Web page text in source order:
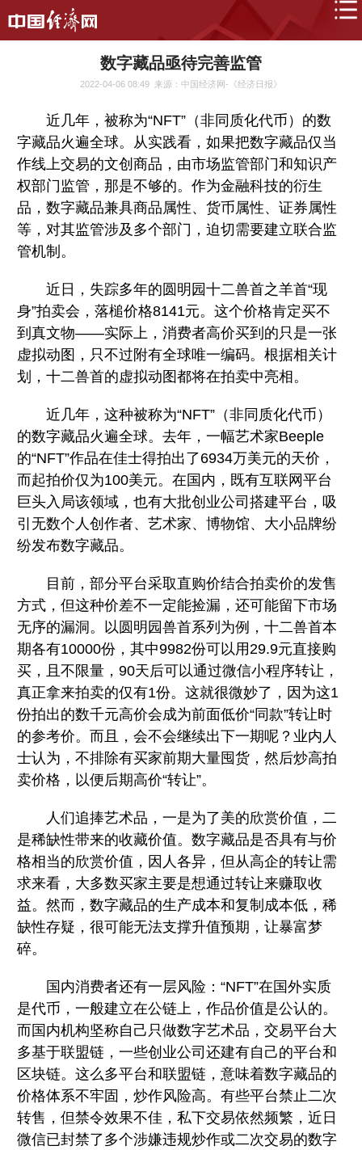
数字藏品亟待完善监管
2022-04-06 08:49 来源：中国经济网-《经济日报》
近几年，被称为“NFT”（非同质化代币）的数
字藏品火遍全球。从实践看，如果把数字藏品仅当
作线上交易的文创商品，由市场监管部门和知识产
权部门监管，那是不够的。作为金融科技的衍生
品，数字藏品兼具商品属性、货币属性、证券属性
等，对其监管涉及多个部门，迫切需要建立联合监
管机制。
近日，失踪多年的圆明园十二兽首之羊首“现
身”拍卖会，落槌价格8141元。这个价格肯定买不
到真文物——实际上，消费者高价买到的只是一张
虚拟动图，只不过附有全球唯一编码。根据相关计
划，十二兽首的虚拟动图都将在拍卖中亮相。
近几年，这种被称为“NFT”（非同质化代币）
的数字藏品火遍全球。去年，一幅艺术家Beeple
的“NFT”作品在佳士得拍出了6934万美元的天价，
而起拍价仅为100美元。在国内，既有互联网平台
巨头入局该领域，也有大批创业公司搭建平台，吸
引无数个人创作者、艺术家、博物馆、大小品牌纷
纷发布数字藏品。
目前，部分平台采取直购价结合拍卖价的发售
方式，但这种价差不一定能捡漏，还可能留下市场
无序的漏洞。以圆明园兽首系列为例，十二兽首本
期各有10000份，其中9982份可以用29.9元直接购
买，且不限量，90天后可以通过微信小程序转让，
真正拿来拍卖的仅有1份。这就很微妙了，因为这1
份拍出的数千元高价会成为前面低价“同款”转让时
的参考价。而且，会不会继续出下一期呢？业内人
士认为，不排除有买家前期大量囤货，然后炒高拍
卖价格，以便后期高价“转让”。
人们追捧艺术品，一是为了美的欣赏价值，二
是稀缺性带来的收藏价值。数字藏品是否具有与价
格相当的欣赏价值，因人各异，但从高企的转让需
求来看，大多数买家主要是想通过转让来赚取收
益。然而，数字藏品的生产成本和复制成本低，稀
缺性存疑，很可能无法支撑升值预期，让暴富梦
碎。
国内消费者还有一层风险：“NFT”在国外实质
是代币，一般建立在公链上，作品价值是公认的。
而国内机构坚称自己只做数字艺术品，交易平台大
多基于联盟链，一些创业公司还建有自己的平台和
区块链。这么多平台和联盟链，意味着数字藏品的
价格体系不牢固，炒作风险高。有些平台禁止二次
转售，但禁令效果不佳，私下交易依然频繁，近日
微信已封禁了多个涉嫌违规炒作或二次交易的数字